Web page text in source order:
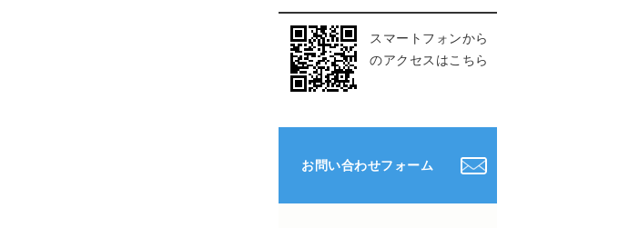
スマートフォンから
のアクセスはこちら
お問い合わせフォーム